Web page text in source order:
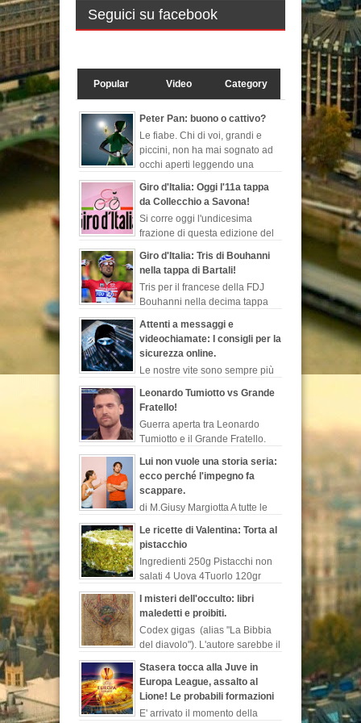
Seguici su facebook
Popular Video Category
Peter Pan: buono o cattivo?
Le fiabe. Chi di voi, grandi e
piccini, non ha mai sognato ad
occhi aperti leggendo una
evadere dalla realtà, ch...
Giro d'Italia: Oggi l'11a tappa
da Collecchio a Savona!
Si corre oggi l'undicesima
frazione di questa edizione del
tappa più lunga di questa corsa rosa, 249 ...
Giro d'Italia: Tris di Bouhanni
nella tappa di Bartali!
Tris per il francese della FDJ
Bouhanni nella decima tappa
all'indimenticabile Gino Bartali, sempre più l...
Attenti a messaggi e
videochiamate: I consigli per la
sicurezza online.
Le nostre vite sono sempre più
notizie sul programma di sorveglianza e
spionaggio degli Stati Uniti rivelate ...
Leonardo Tumiotto vs Grande
Fratello!
Guerra aperta tra Leonardo
Tumiotto e il Grande Fratello.
occasione per sparare a zero sulla
trasmissione di canale...
Lui non vuole una storia seria:
ecco perché l'impegno fa
scappare.
di M.Giusy Margiotta A tutte le
lamentarsi del loro uomo perché contrario ad
un legame serio o perché rimanda costant...
Le ricette di Valentina: Torta al
pistacchio
Ingredienti 250g Pistacchi non
salati 4 Uova 4Tuorlo 120gr
Latte 50 g Cioccolato fondente 1/2 bustina
Lievito is...
I misteri dell'occulto: libri
maledetti e proibiti.
Codex gigas (alias "La Bibbia
del diavolo"). L'autore sarebbe il
il recluso”, chiamato così in s...
Stasera tocca alla Juve in
Europa League, assalto al
Lione! Le probabili formazioni
E' arrivato il momento della